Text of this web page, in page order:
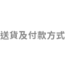
送貨及付款方式